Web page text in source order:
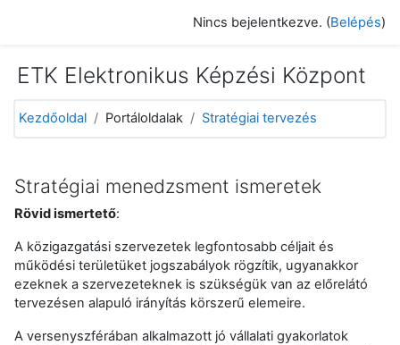
Nincs bejelentkezve. (Belépés)
ETK Elektronikus Képzési Központ
Kezdőoldal Portáloldalak Stratégiai tervezés
Stratégiai menedzsment ismeretek
Rövid ismertető:
A közigazgatási szervezetek legfontosabb céljait és
működési területüket jogszabályok rögzítik, ugyanakkor
ezeknek a szervezeteknek is szükségük van az előrelátó
tervezésen alapuló irányítás körszerű elemeire.
A versenyszférában alkalmazott jó vállalati gyakorlatok